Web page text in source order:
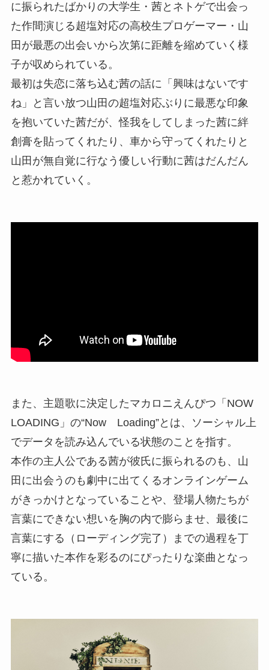
に振られたばかりの大学生・茜とネトゲで出会っ
た作間演じる超塩対応の高校生プロゲーマー・山
田が最悪の出会いから次第に距離を縮めていく様
子が収められている。
最初は失恋に落ち込む茜の話に「興味はないです
ね」と言い放つ山田の超塩対応ぶりに最悪な印象
を抱いていた茜だが、怪我をしてしまった茜に絆
創膏を貼ってくれたり、車から守ってくれたりと
山田が無自覚に行なう優しい行動に茜はだんだん
と惹かれていく。
また、主題歌に決定したマカロニえんぴつ「NOW
LOADING」の“Now Loading”とは、ソーシャル上
でデータを読み込んでいる状態のことを指す。
本作の主人公である茜が彼氏に振られるのも、山
田に出会うのも劇中に出てくるオンラインゲーム
がきっかけとなっていることや、登場人物たちが
言葉にできない想いを胸の内で膨らませ、最後に
言葉にする（ローディング完了）までの過程を丁
寧に描いた本作を彩るのにぴったりな楽曲となっ
ている。